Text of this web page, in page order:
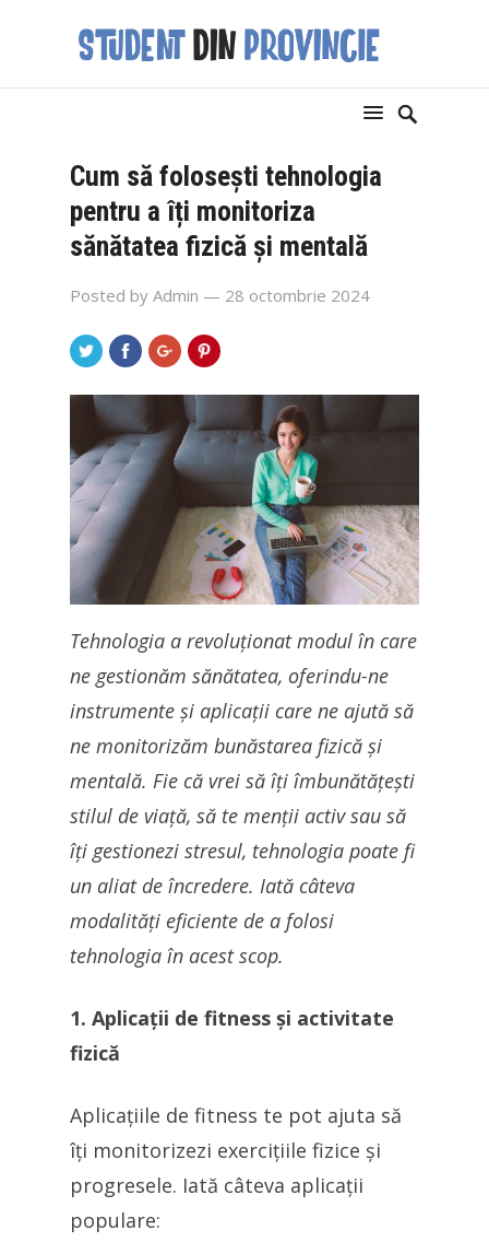
Cum să folosești tehnologia
pentru a îți monitoriza
sănătatea fizică și mentală
Posted by Admin — 28 octombrie 2024
Tehnologia a revoluționat modul în care
ne gestionăm sănătatea, oferindu-ne
instrumente și aplicații care ne ajută să
ne monitorizăm bunăstarea fizică și
mentală. Fie că vrei să îți îmbunătățești
stilul de viață, să te menții activ sau să
îți gestionezi stresul, tehnologia poate fi
un aliat de încredere. Iată câteva
modalități eficiente de a folosi
tehnologia în acest scop.
1. Aplicații de fitness și activitate
fizică
Aplicațiile de fitness te pot ajuta să
îți monitorizezi exercițiile fizice și
progresele. Iată câteva aplicații
populare: